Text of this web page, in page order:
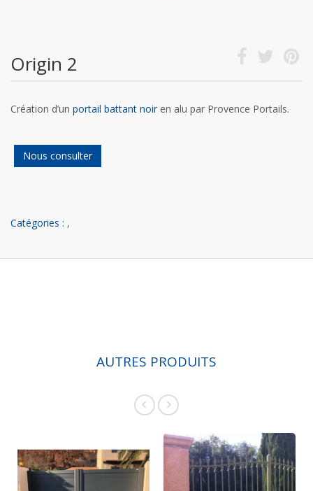
Origin 2
Création d’un portail battant noiren alu par Provence Portails.
Nous consulter
Catégories : ,
AUTRES PRODUITS